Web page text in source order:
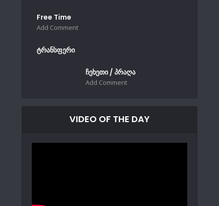
Free Time
Add Comment
ტრანსფერი
ჩეხეთი / პრაღა
Add Comment
VIDEO OF THE DAY